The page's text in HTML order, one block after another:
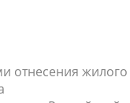
- частное
отнесения жилого